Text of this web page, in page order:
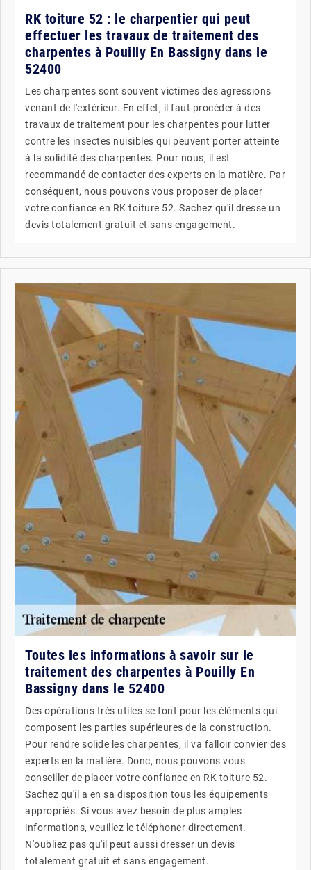
RK toiture 52 : le charpentier qui peut
effectuer les travaux de traitement des
charpentes à Pouilly En Bassigny dans le
52400
Les charpentes sont souvent victimes des agressions
venant de l'extérieur. En effet, il faut procéder à des
travaux de traitement pour les charpentes pour lutter
contre les insectes nuisibles qui peuvent porter atteinte
à la solidité des charpentes. Pour nous, il est
recommandé de contacter des experts en la matière. Par
conséquent, nous pouvons vous proposer de placer
votre confiance en RK toiture 52. Sachez qu'il dresse un
devis totalement gratuit et sans engagement.
Toutes les informations à savoir sur le
traitement des charpentes à Pouilly En
Bassigny dans le 52400
Des opérations très utiles se font pour les éléments qui
composent les parties supérieures de la construction.
Pour rendre solide les charpentes, il va falloir convier des
experts en la matière. Donc, nous pouvons vous
conseiller de placer votre confiance en RK toiture 52.
Sachez qu'il a en sa disposition tous les équipements
appropriés. Si vous avez besoin de plus amples
informations, veuillez le téléphoner directement.
N'oubliez pas qu'il peut aussi dresser un devis
totalement gratuit et sans engagement.